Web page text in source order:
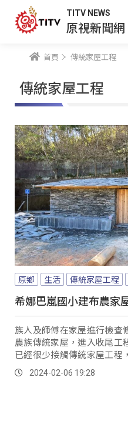
TITV NEWS
原視新聞網
首頁 傳統家屋工程
傳統家屋工程
原鄉 生活 傳統家屋工程
希娜巴嵐國小建布農家
族人及師傅在家屋進行檢查
農族傳統家屋，進入收尾工
已經很少接觸傳統家屋工程
經許多挑戰，因此可以施
恩。2024-02-06 19:28